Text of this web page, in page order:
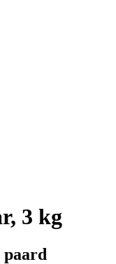
3 kg
paard